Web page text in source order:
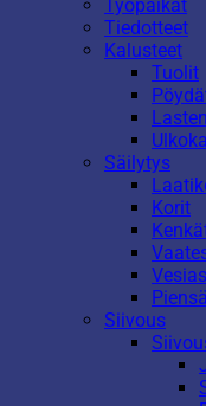
Työpaikat
Tiedotteet
Kalusteet
Tuolit
Säilytys
Korit
Siivous